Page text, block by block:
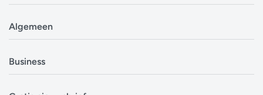
Weerbericht Brussel
Weerbericht Eindhoven
Algemeen
Privacyverklaring
Business